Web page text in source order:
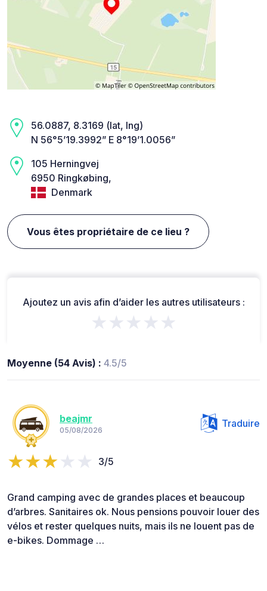
56.0887, 8.3169 (lat, lng)
N 56°5’19.3992” E 8°19’1.0056”
105 Herningvej
6950 Ringkøbing,
Denmark
Vous êtes propriétaire de ce lieu ?
Ajoutez un avis afin d’aider les autres utilisateurs :
★★★★★
Moyenne (54 Avis) : 4.5/5
beajmr
05/08/2026
Traduire
3/5
Grand camping avec de grandes places et beaucoup
d’arbres. Sanitaires ok. Nous pensions pouvoir louer des
vélos et rester quelques nuits, mais ils ne louent pas de
e-bikes. Dommage …